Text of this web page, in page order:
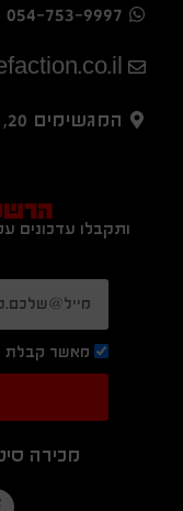
054-753-9997
המגשימים 20, פתח תקווה
ותקבלו עדכונים
מאשר קבלת
מכירה